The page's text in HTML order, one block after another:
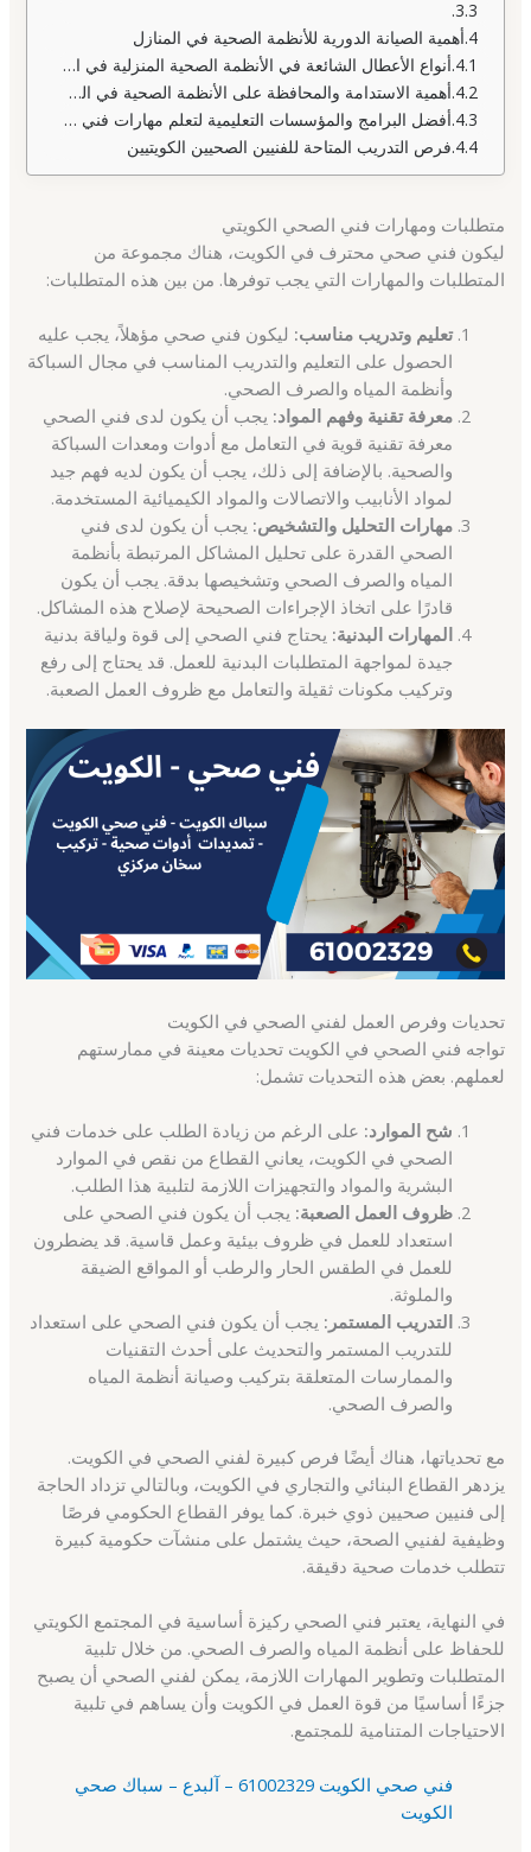
أهمية الصيانة الدورية للأنظمة الصحية في المنازل
أنواع الأعطال الشائعة في الأنظمة الصحية المنزلية في الكويت
أهمية الاستدامة والمحافظة على الأنظمة الصحية في الكويت
أفضل البرامج والمؤسسات التعليمية لتعلم مهارات فني الصحة في الكويت
فرص التدريب المتاحة للفنيين الصحيين الكويتيين
متطلبات ومهارات فني الصحي الكويتي
ليكون فني صحي محترف في الكويت، هناك مجموعة من
المتطلبات والمهارات التي يجب توفرها. من بين هذه المتطلبات:
تعليم وتدريب مناسب: ليكون فني صحي مؤهلاً، يجب عليه
الحصول على التعليم والتدريب المناسب في مجال السباكة
وأنظمة المياه والصرف الصحي.
معرفة تقنية وفهم المواد: يجب أن يكون لدى فني الصحي
معرفة تقنية قوية في التعامل مع أدوات ومعدات السباكة
والصحية. بالإضافة إلى ذلك، يجب أن يكون لديه فهم جيد
لمواد الأنابيب والاتصالات والمواد الكيميائية المستخدمة.
مهارات التحليل والتشخيص: يجب أن يكون لدى فني
الصحي القدرة على تحليل المشاكل المرتبطة بأنظمة
المياه والصرف الصحي وتشخيصها بدقة. يجب أن يكون
قادرًا على اتخاذ الإجراءات الصحيحة لإصلاح هذه المشاكل.
المهارات البدنية: يحتاج فني الصحي إلى قوة ولياقة بدنية
جيدة لمواجهة المتطلبات البدنية للعمل. قد يحتاج إلى رفع
وتركيب مكونات ثقيلة والتعامل مع ظروف العمل الصعبة.
تحديات وفرص العمل لفني الصحي في الكويت
تواجه فني الصحي في الكويت تحديات معينة في ممارستهم
لعملهم. بعض هذه التحديات تشمل:
شح الموارد: على الرغم من زيادة الطلب على خدمات فني
الصحي في الكويت، يعاني القطاع من نقص في الموارد
البشرية والمواد والتجهيزات اللازمة لتلبية هذا الطلب.
ظروف العمل الصعبة: يجب أن يكون فني الصحي على
استعداد للعمل في ظروف بيئية وعمل قاسية. قد يضطرون
للعمل في الطقس الحار والرطب أو المواقع الضيقة
والملوثة.
التدريب المستمر: يجب أن يكون فني الصحي على استعداد
للتدريب المستمر والتحديث على أحدث التقنيات
والممارسات المتعلقة بتركيب وصيانة أنظمة المياه
والصرف الصحي.
مع تحدياتها، هناك أيضًا فرص كبيرة لفني الصحي في الكويت.
يزدهر القطاع البنائي والتجاري في الكويت، وبالتالي تزداد الحاجة
إلى فنيين صحيين ذوي خبرة. كما يوفر القطاع الحكومي فرصًا
وظيفية لفنيي الصحة، حيث يشتمل على منشآت حكومية كبيرة
تتطلب خدمات صحية دقيقة.
في النهاية، يعتبر فني الصحي ركيزة أساسية في المجتمع الكويتي
للحفاظ على أنظمة المياه والصرف الصحي. من خلال تلبية
المتطلبات وتطوير المهارات اللازمة، يمكن لفني الصحي أن يصبح
جزءًا أساسيًا من قوة العمل في الكويت وأن يساهم في تلبية
الاحتياجات المتنامية للمجتمع.
فني صحي الكويت 61002329 – آلبدع – سباك صحي
الكويت